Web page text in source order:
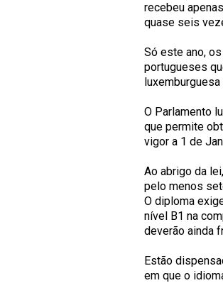
recebeu
quase seis
Só este ano,
portugueses
O Parlamento
que permite
vigor a 1 de
Ao abrigo da
pelo menos
O diploma
nível B1 na
deverão ainda
Estão
em que o